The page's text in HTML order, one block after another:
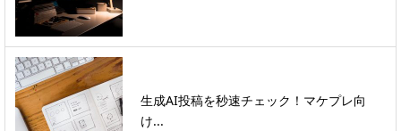
生成AI投稿を秒速チェック！マケプレ向
け...